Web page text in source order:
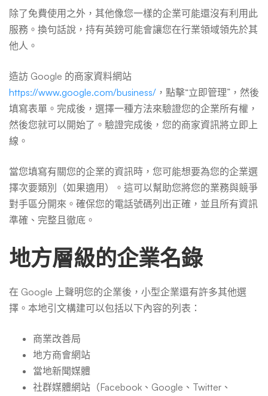
除了免費使用之外，其他像您一樣的企業可能還沒有利用此
服務。換句話說，持有英鎊可能會讓您在行業領域領先於其
他人。
造訪 Google 的商家資料網站
https://www.google.com/business/ ，點擊“立即管理”，然後
填寫表單。完成後，選擇一種方法來驗證您的企業所有權，
然後您就可以開始了。驗證完成後，您的商家資訊將立即上
線。
當您填寫有關您的企業的資訊時，您可能想要為您的企業選
擇次要類別（如果適用）。這可以幫助您將您的業務與競爭
對手區分開來。確保您的電話號碼列出正確，並且所有資訊
準確、完整且徹底。
地方層級的企業名錄
在 Google 上聲明您的企業後，小型企業還有許多其他選
擇。本地引文構建可以包括以下內容的列表：
商業改善局
地方商會網站
當地新聞媒體
社群媒體網站（Facebook、Google、Twitter、